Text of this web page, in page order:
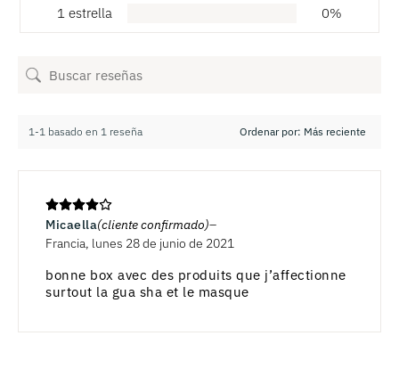
1 estrella
0%
1-1 basado en 1 reseña
Micaella(cliente confirmado)
Francia, lunes 28 de junio de 2021
bonne box avec des produits que j’affectionne
surtout la gua sha et le masque